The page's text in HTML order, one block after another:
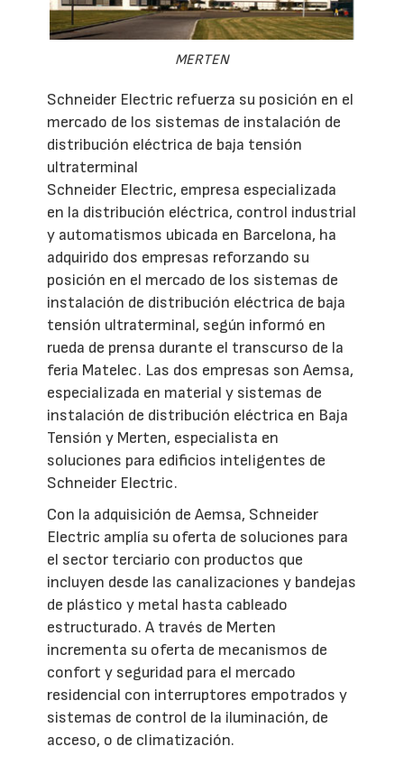
MERTEN
Schneider Electric refuerza su posición en el
mercado de los sistemas de instalación de
distribución eléctrica de baja tensión
ultraterminal
Schneider Electric, empresa especializada
en la distribución eléctrica, control industrial
y automatismos ubicada en Barcelona, ha
adquirido dos empresas reforzando su
posición en el mercado de los sistemas de
instalación de distribución eléctrica de baja
tensión ultraterminal, según informó en
rueda de prensa durante el transcurso de la
feria Matelec. Las dos empresas son Aemsa,
especializada en material y sistemas de
instalación de distribución eléctrica en Baja
Tensión y Merten, especialista en
soluciones para edificios inteligentes de
Schneider Electric.
Con la adquisición de Aemsa, Schneider
Electric amplía su oferta de soluciones para
el sector terciario con productos que
incluyen desde las canalizaciones y bandejas
de plástico y metal hasta cableado
estructurado. A través de Merten
incrementa su oferta de mecanismos de
confort y seguridad para el mercado
residencial con interruptores empotrados y
sistemas de control de la iluminación, de
acceso, o de climatización.